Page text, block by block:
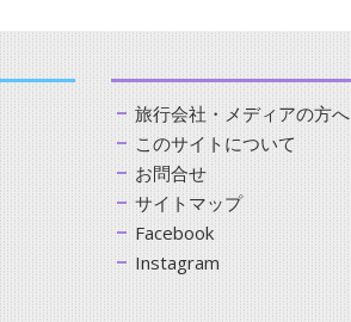
旅行会社・メディアの方へ
このサイトについて
お問合せ
サイトマップ
Facebook
Instagram